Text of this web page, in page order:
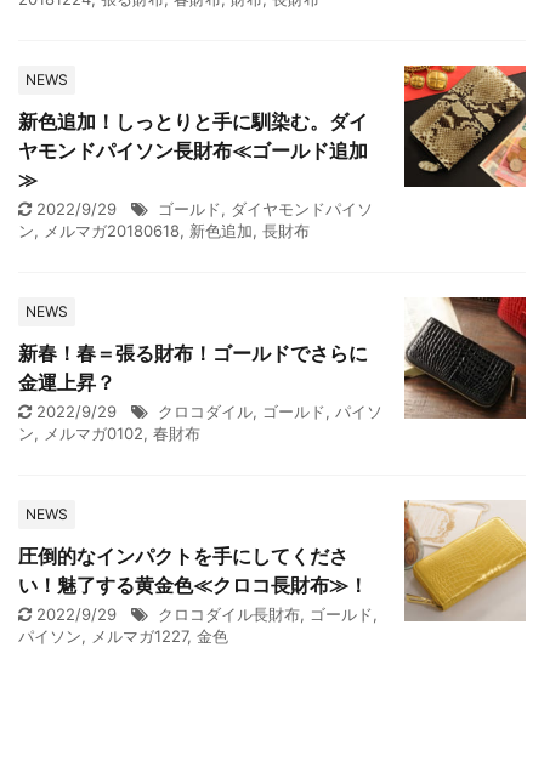
NEWS
新色追加！しっとりと手に馴染む。ダイ
ヤモンドパイソン長財布≪ゴールド追加
≫
2022/9/29 ゴールド, ダイヤモンドパイソ
ン, メルマガ20180618, 新色追加, 長財布
NEWS
新春！春＝張る財布！ゴールドでさらに
金運上昇？
2022/9/29 クロコダイル, ゴールド, パイソ
ン, メルマガ0102, 春財布
NEWS
圧倒的なインパクトを手にしてくださ
い！魅了する黄金色≪クロコ長財布≫！
2022/9/29 クロコダイル長財布, ゴールド,
パイソン, メルマガ1227, 金色